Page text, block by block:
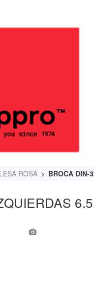
ROSA BROCA DIN-